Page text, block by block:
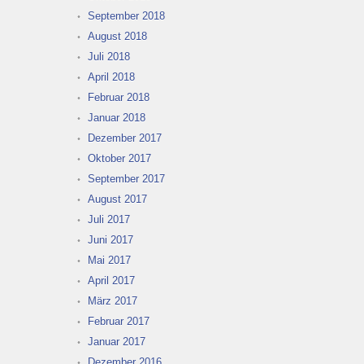
September 2018
August 2018
Juli 2018
April 2018
Februar 2018
Januar 2018
Dezember 2017
Oktober 2017
September 2017
August 2017
Juli 2017
Juni 2017
Mai 2017
April 2017
März 2017
Februar 2017
Januar 2017